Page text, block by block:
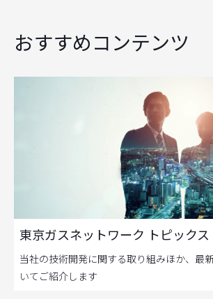
おすすめコンテンツ
東京ガスネットワーク トピックス
当社の技術開発に関する取り組みほか、最
いてご紹介します